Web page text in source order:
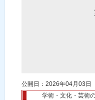
公開日：2026年04月03日
学術・文化・芸術